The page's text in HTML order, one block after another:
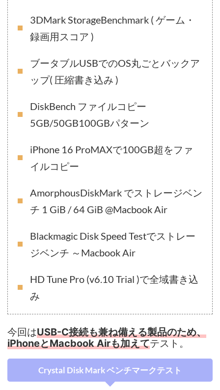
3DMark StorageBenchmark ( ゲーム・
録画用スコア )
ブータブルUSBでのOS丸ごとバックア
ップ( 圧縮書き込み )
DiskBench ファイルコピー
5GB/50GB100GBパターン
iPhone 16 ProMAXで100GB超をファ
イルコピー
AmorphousDiskMark でストレージベン
チ 1 GiB / 64 GiB @Macbook Air
Blackmagic Disk Speed Testでストレー
ジベンチ ～Macbook Air
HD Tune Pro (v6.10 Trial )で全域書き込
み
今回はUSB-C接続も兼ね備える製品のため、
iPhoneとMacbook Airも加えてテスト。
Crystal Disk Mark ベンチマークテスト